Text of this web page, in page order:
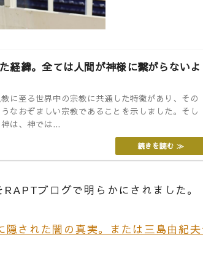
経緯。全ては人間が神様に繋がらないよ
に至る世界中の宗教に共通した特徴があり、その
なおぞましい宗教であることを示しました。そし
は、神では...
ブログで明らかにされました。
された闇の真実。または三島由紀夫